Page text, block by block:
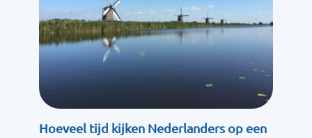
Hoeveel tijd kijken Nederlanders op een